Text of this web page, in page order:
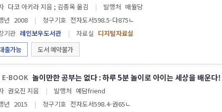
다코 아키라 지음 ; 김종옥 옮김 | 발행처 매월당
년 2008 | 청구기호 전자도서598.5-다875ㄴ
기관 레인보우도서관 | 자료실 디지털자료실
출가능
도서 예약불가
E-BOOK 놀이만한 공부는 없다 : 하루 5분 놀이로 아이는 세상을 배운다!
권오진 지음 | 발행처 예담friend
년 2015 | 청구기호 전자도서598.4-권65ㄴ